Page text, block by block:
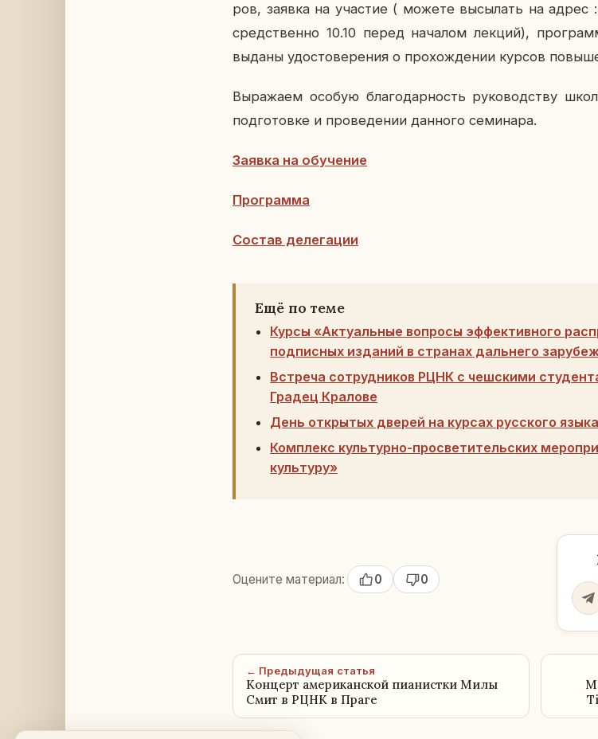
ров, заявка на уча­стие ( можете вы­сы­лать на адрес
сред­ствен­но 10.10 перед на­ча­лом лекций),
выданы удо­сто­ве­ре­ния о про­хож­де­нии курсов
Вы­ра­жа­ем особую бла­го­дар­ность ру­ко­вод­ству
под­го­тов­ке и про­ве­де­нии дан­но­го се­ми­на­ра.
Заявка на обу­че­ние
Про­грам­ма
Состав де­ле­га­ции
Ещё по теме
Курсы «Актуальные вопросы эффективного
подписных изданий в странах дальнего
Встреча сотрудников РЦНК с чешскими
Градец Кралове
День открытых дверей на курсах русского
Комплекс культурно-просветительских
культуру»
Оцените материал: 0 0
← Предыдущая статья
Концерт американской пианистки Милы
Смит в РЦНК в Праге